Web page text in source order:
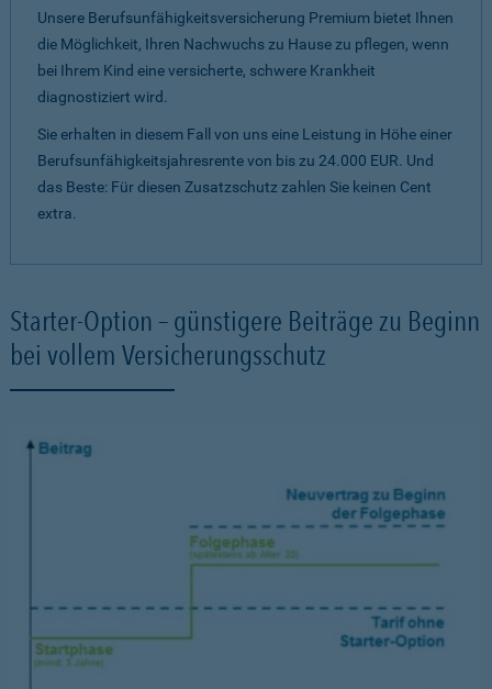
Unsere Berufsunfähigkeitsversicherung Premium bietet Ihnen
die Möglichkeit, Ihren Nachwuchs zu Hause zu pflegen, wenn
bei Ihrem Kind eine versicherte, schwere Krankheit
diagnostiziert wird.
Sie erhalten in diesem Fall von uns eine Leistung in Höhe einer
Berufsunfähigkeitsjahresrente von bis zu 24.000 EUR. Und
das Beste: Für diesen Zusatzschutz zahlen Sie keinen Cent
extra.
Starter-Option – günstigere Beiträge zu Beginn
bei vollem Versicherungsschutz